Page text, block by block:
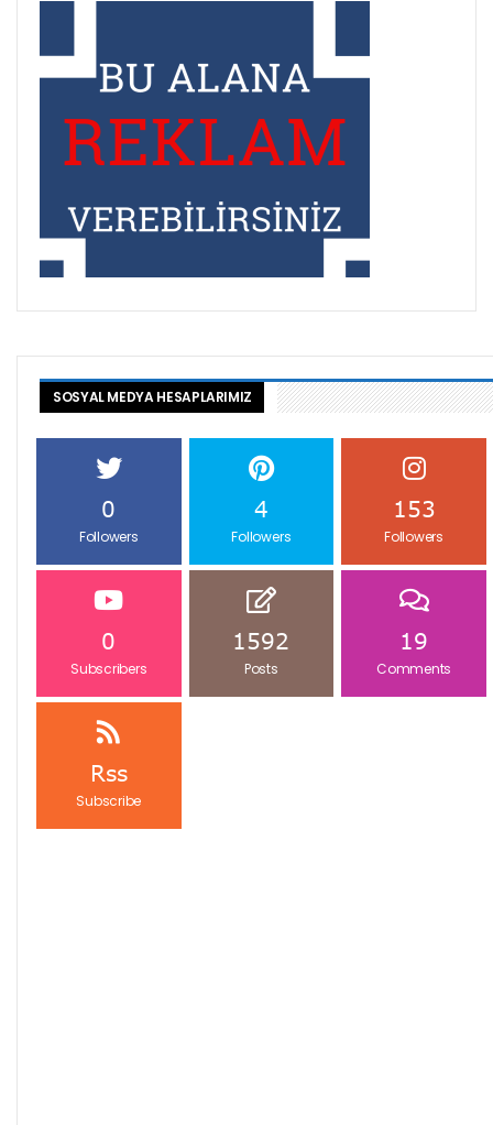
SOSYAL MEDYA HESAPLARIMIZ
0
Followers
4
Followers
153
Followers
0
Subscribers
1592
Posts
19
Comments
Rss
Subscribe